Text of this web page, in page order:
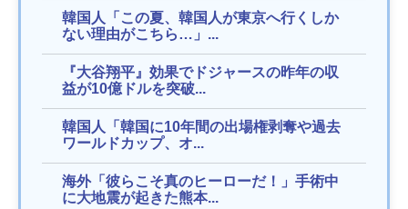
韓国人「この夏、韓国人が東京へ行くしか
ない理由がこちら…」...
『大谷翔平』効果でドジャースの昨年の収
益が10億ドルを突破...
韓国人「韓国に10年間の出場権剥奪や過去
ワールドカップ、オ...
海外「彼らこそ真のヒーローだ！」手術中
に大地震が起きた熊本...